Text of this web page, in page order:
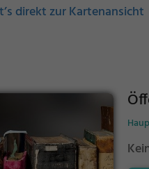
direkt zur Kartenansicht